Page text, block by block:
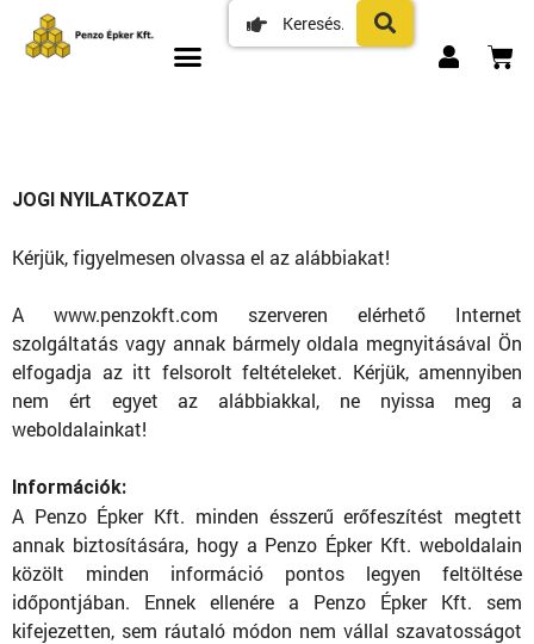
JOGI NYILATKOZAT
Kérjük, figyelmesen olvassa el az alábbiakat!
A www.penzokft.com szerveren elérhető Internet
szolgáltatás vagy annak bármely oldala megnyitásával Ön
elfogadja az itt felsorolt feltételeket. Kérjük, amennyiben
nem ért egyet az alábbiakkal, ne nyissa meg a
weboldalainkat!
Információk:
A Penzo Épker Kft. minden ésszerű erőfeszítést megtett
annak biztosítására, hogy a Penzo Épker Kft. weboldalain
közölt minden információ pontos legyen feltöltése
időpontjában. Ennek ellenére a Penzo Épker Kft. sem
kifejezetten, sem ráutaló módon nem vállal szavatosságot